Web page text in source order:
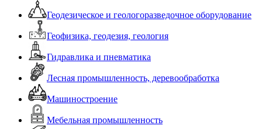
Геодезическое и геологоразведочное оборудование
Геофизика, геодезия, геология
Гидравлика и пневматика
Лесная промышленность, деревообработка
Машиностроение
Мебельная промышленность